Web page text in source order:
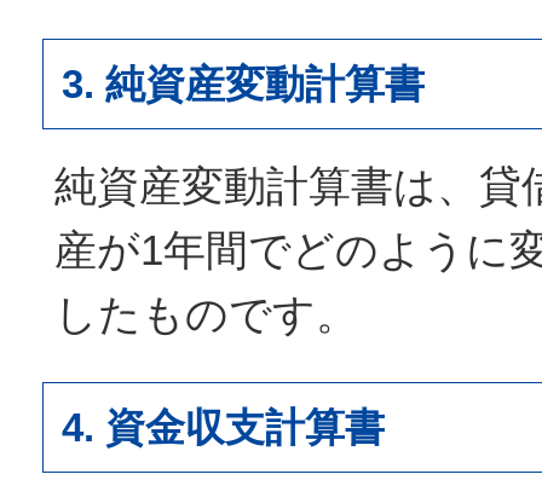
3. 純資産変動計算書
純資産変動計算書は、貸
産が1年間でどのように
したものです。
4. 資金収支計算書